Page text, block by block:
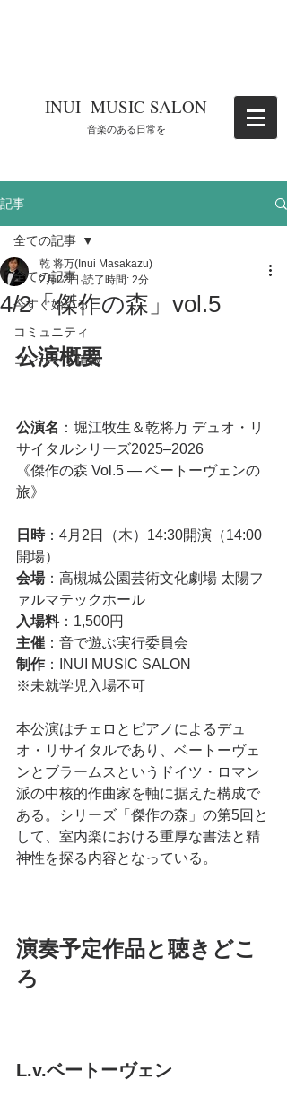
​INUI MUSIC SALON
​音楽のある日常を
記事
全ての記事
今すぐ始める
コミュニティ
コンサート情報
全ての記事
4/2「傑作の森」vol.5
乾 将万(Inui Masakazu)
2月22日 読了時間: 2分
公演概要
公演名 ：堀江牧生＆乾将万 デュオ・リ
サイタルシリーズ2025–2026
《傑作の森 Vol.5 ― ベートーヴェンの
旅》
日時：4月2日（木）14:30開演（14:00
開場）
会場：高槻城公園芸術文化劇場 太陽フ
ァルマテックホール
入場料：1,500円
主催 ：音で遊ぶ実行委員会
制作 ：INUI MUSIC SALON
※未就学児入場不可
本公演はチェロとピアノによるデュ
オ・リサイタルであり、ベートーヴェ
ンとブラームスというドイツ・ロマン
派の中核的作曲家を軸に据えた構成で
ある。シリーズ「傑作の森」の第5回と
して、室内楽における重厚な書法と精
神性を探る内容となっている。
演奏予定作品と聴きどこ
ろ
L.v.ベートーヴェン